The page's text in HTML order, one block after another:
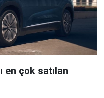
en çok satılan